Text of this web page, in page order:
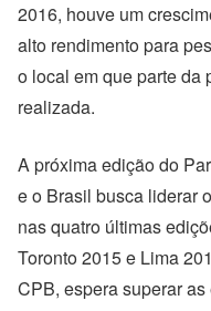
2016, houve um
alto rendimento para
o local em que parte da
realizada.
A próxima edição do
e o Brasil busca liderar
nas quatro últimas
Toronto 2015 e Lima
CPB, espera superar